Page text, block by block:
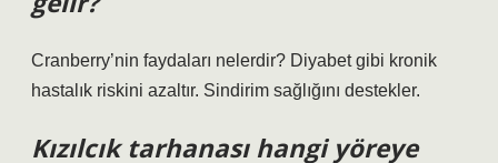
Cranberry’nin faydaları nelerdir? Diyabet gibi kronik
hastalık riskini azaltır. Sindirim sağlığını destekler.
Kızılcık tarhanası hangi yöreye